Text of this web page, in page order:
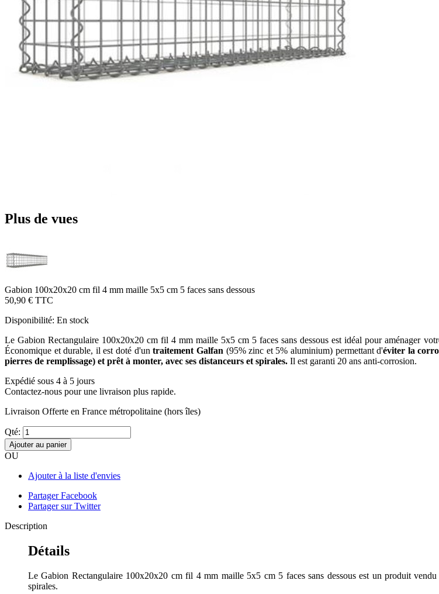
Plus de vues
Gabion 100x20x20 cm fil 4 mm maille 5x5 cm 5 faces sans dessous
50,90 € TTC
Disponibilité: En stock
Le Gabion Rectangulaire 100x20x20 cm fil 4 mm maille 5x5 cm 5 faces sans dessous est idéal pour aménager
Économique et durable, il est doté d'untraitement Galfan (95% zinc et 5% aluminium) permettant d'éviter la
pierres de remplissage) et prêt à monter, avec ses distanceurs et spirales. Il est garanti 20 ans anti-corrosion.
Expédié sous 4 à 5 jours
Contactez-nous pour une livraison plus rapide.
Livraison Offerte en France métropolitaine (hors îles)
Qté:
Ajouter au panier
OU
Ajouter à la liste d'envies
Partager Facebook
Partager sur Twitter
Description
Détails
Le Gabion Rectangulaire 100x20x20 cm fil 4 mm maille 5x5 cm 5 faces sans dessous est un produit
spirales.